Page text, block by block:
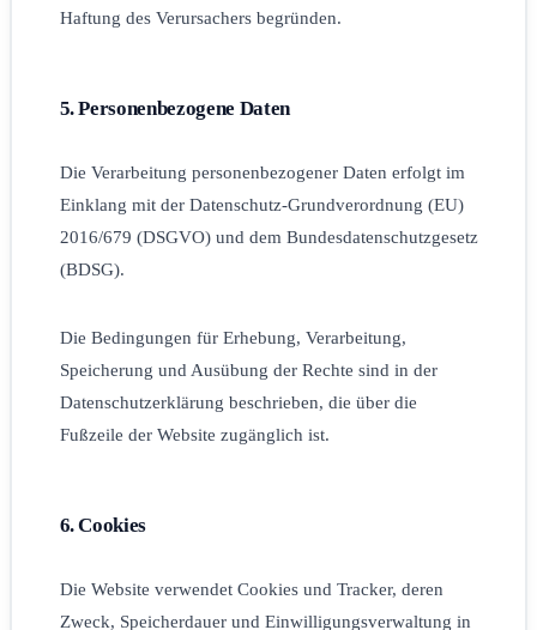
Haftung des Verursachers begründen.
5. Personenbezogene Daten
Die Verarbeitung personenbezogener Daten erfolgt im
Einklang mit der Datenschutz-Grundverordnung (EU)
2016/679 (DSGVO) und dem Bundesdatenschutzgesetz
(BDSG).
Die Bedingungen für Erhebung, Verarbeitung,
Speicherung und Ausübung der Rechte sind in der
Datenschutzerklärung beschrieben, die über die
Fußzeile der Website zugänglich ist.
6. Cookies
Die Website verwendet Cookies und Tracker, deren
Zweck, Speicherdauer und Einwilligungsverwaltung in